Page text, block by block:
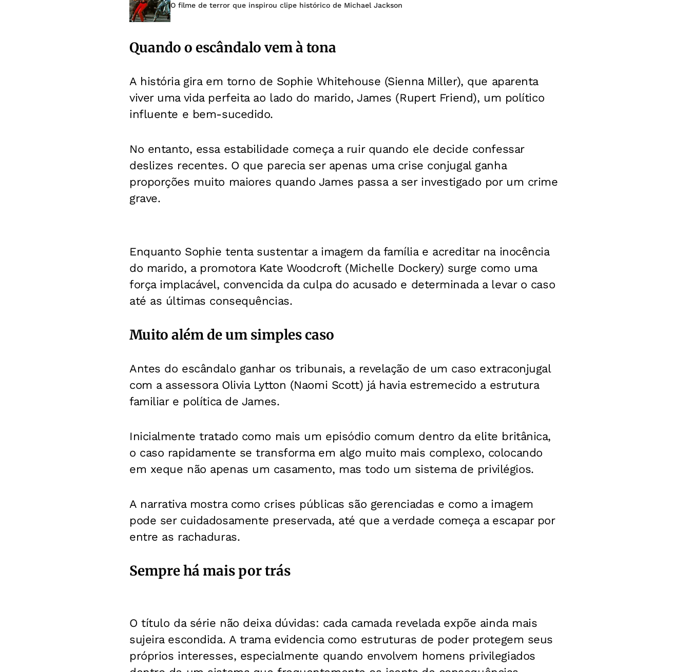
O filme de terror que inspirou clipe histórico de Michael Jackson
Quando o escândalo vem à tona
A história gira em torno de Sophie Whitehouse (Sienna Miller), que aparenta
viver uma vida perfeita ao lado do marido, James (Rupert Friend), um político
influente e bem-sucedido.
No entanto, essa estabilidade começa a ruir quando ele decide confessar
deslizes recentes. O que parecia ser apenas uma crise conjugal ganha
proporções muito maiores quando James passa a ser investigado por um crime
grave.
Enquanto Sophie tenta sustentar a imagem da família e acreditar na inocência
do marido, a promotora Kate Woodcroft (Michelle Dockery) surge como uma
força implacável, convencida da culpa do acusado e determinada a levar o caso
até as últimas consequências.
Muito além de um simples caso
Antes do escândalo ganhar os tribunais, a revelação de um caso extraconjugal
com a assessora Olivia Lytton (Naomi Scott) já havia estremecido a estrutura
familiar e política de James.
Inicialmente tratado como mais um episódio comum dentro da elite britânica,
o caso rapidamente se transforma em algo muito mais complexo, colocando
em xeque não apenas um casamento, mas todo um sistema de privilégios.
A narrativa mostra como crises públicas são gerenciadas e como a imagem
pode ser cuidadosamente preservada, até que a verdade começa a escapar por
entre as rachaduras.
Sempre há mais por trás
O título da série não deixa dúvidas: cada camada revelada expõe ainda mais
sujeira escondida. A trama evidencia como estruturas de poder protegem seus
próprios interesses, especialmente quando envolvem homens privilegiados